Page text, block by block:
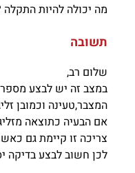
מה יכולה להיות התקלה
תשובה
שלום רב,
במצב זה יש לבצע
המצבר,טעינה וכמובן
אם הבעיה כתוצאה
צריכה זו קיימת גם
לכן חשוב לבצע בדיקה